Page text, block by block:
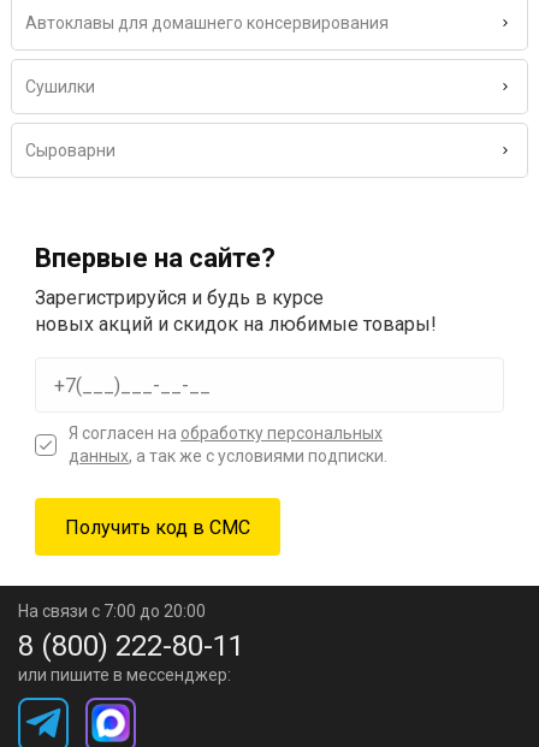
Автоклавы для домашнего консервирования
Сушилки
Сыроварни
Впервые на сайте?
Зарегистрируйся и будь в курсе
новых акций и скидок на любимые товары!
Я согласен на обработку персональных
данных, а так же с условиями подписки.
На связи с 7:00 до 20:00
8 (800) 222-80-11
или пишите в мессенджер: